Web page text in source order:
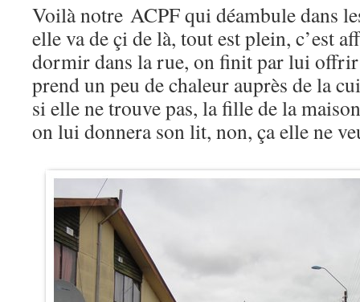
Voilà notre ACPF qui déambule dans
elle va de çi de là, tout est plein, c’est
dormir dans la rue, on finit par lui offrir
prend un peu de chaleur auprès de la
si elle ne trouve pas, la fille de la
on lui donnera son lit, non, ça elle ne